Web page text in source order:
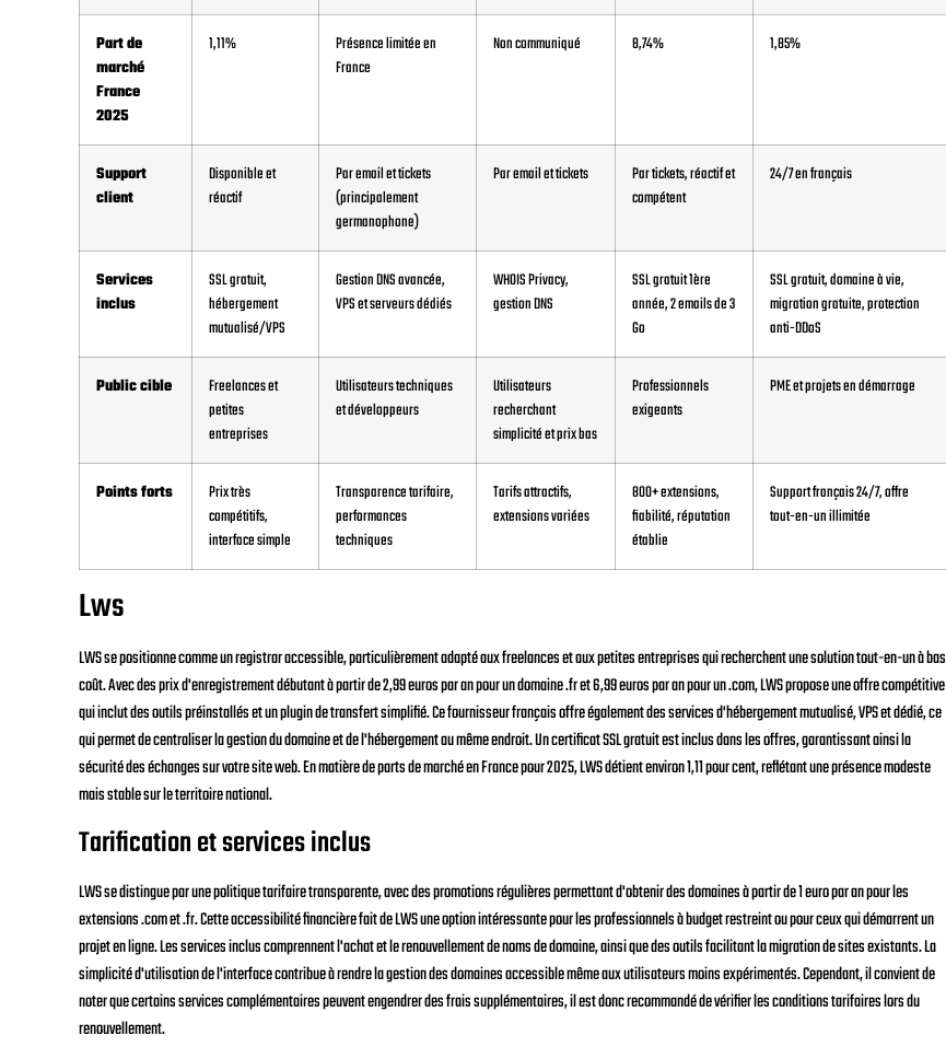
Part de
marché
France
2025
1,11%
Présence limitée en
France
Non communiqué 8,74% 1,85%
Support
client
Disponible et
réactif
Par email et tickets
(principalement
germanophone)
Par email et tickets
Par tickets, réactif et
compétent
24/7 en français
Services
inclus
SSL gratuit,
hébergement
mutualisé/VPS
Gestion DNS avancée,
VPS et serveurs dédiés
WHOIS Privacy,
gestion DNS
SSL gratuit 1ère
année, 2 emails de 3
Go
SSL gratuit, domaine à vie,
migration gratuite, protection
anti-DDoS
Public cible
Freelances et
petites
entreprises
Utilisateurs techniques
et développeurs
Utilisateurs
recherchant
simplicité et prix bas
Professionnels
exigeants
PME et projets en démarrage
Points forts
Prix très
compétitifs,
interface simple
Transparence tarifaire,
performances
techniques
Tarifs attractifs,
extensions variées
800+ extensions,
fiabilité, réputation
établie
Support français 24/7, offre
tout-en-un illimitée
Lws
LWS se positionne comme un registrar accessible, particulièrement adapté aux freelances et aux petites entreprises qui recherchent une solution tout-en-un à bas
coût. Avec des prix d'enregistrement débutant à partir de 2,99 euros par an pour un domaine .fr et 6,99 euros par an pour un .com, LWS propose une offre compétitive
qui inclut des outils préinstallés et un plugin de transfert simplifié. Ce fournisseur français offre également des services d'hébergement mutualisé, VPS et dédié, ce
qui permet de centraliser la gestion du domaine et de l'hébergement au même endroit. Un certificat SSL gratuit est inclus dans les offres, garantissant ainsi la
sécurité des échanges sur votre site web. En matière de parts de marché en France pour 2025, LWS détient environ 1,11 pour cent, reflétant une présence modeste
mais stable sur le territoire national.
Tarification et services inclus
LWS se distingue par une politique tarifaire transparente, avec des promotions régulières permettant d'obtenir des domaines à partir de 1 euro par an pour les
extensions .com et .fr. Cette accessibilité financière fait de LWS une option intéressante pour les professionnels à budget restreint ou pour ceux qui démarrent un
projet en ligne. Les services inclus comprennent l'achat et le renouvellement de noms de domaine, ainsi que des outils facilitant la migration de sites existants. La
simplicité d'utilisation de l'interface contribue à rendre la gestion des domaines accessible même aux utilisateurs moins expérimentés. Cependant, il convient de
noter que certains services complémentaires peuvent engendrer des frais supplémentaires, il est donc recommandé de vérifier les conditions tarifaires lors du
renouvellement.